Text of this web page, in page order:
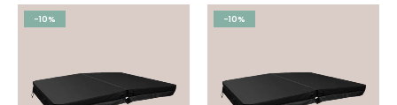
-10% -10%